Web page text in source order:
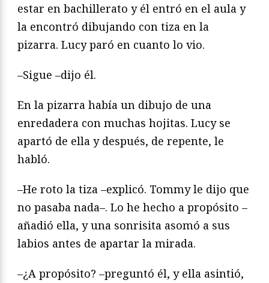
estar en bachillerato y él entró en el aula y
la encontró dibujando con tiza en la
pizarra. Lucy paró en cuanto lo vio.
–Sigue –dijo él.
En la pizarra había un dibujo de una
enredadera con muchas hojitas. Lucy se
apartó de ella y después, de repente, le
habló.
–He roto la tiza –explicó. Tommy le dijo que
no pasaba nada–. Lo he hecho a propósito –
añadió ella, y una sonrisita asomó a sus
labios antes de apartar la mirada.
–¿A propósito? –preguntó él, y ella asintió,